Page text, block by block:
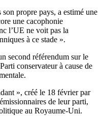
propre pays, a estimé une
une cacophonie
l’UE ne voit pas la
à ce stade ».
second référendum sur le
conservateur à cause de
», créé le 18 février par
de leur parti,
au Royaume-Uni.